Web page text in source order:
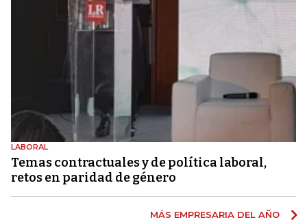
LABORAL
Temas contractuales y de política laboral,
retos en paridad de género
MÁS EMPRESARIA DEL AÑO